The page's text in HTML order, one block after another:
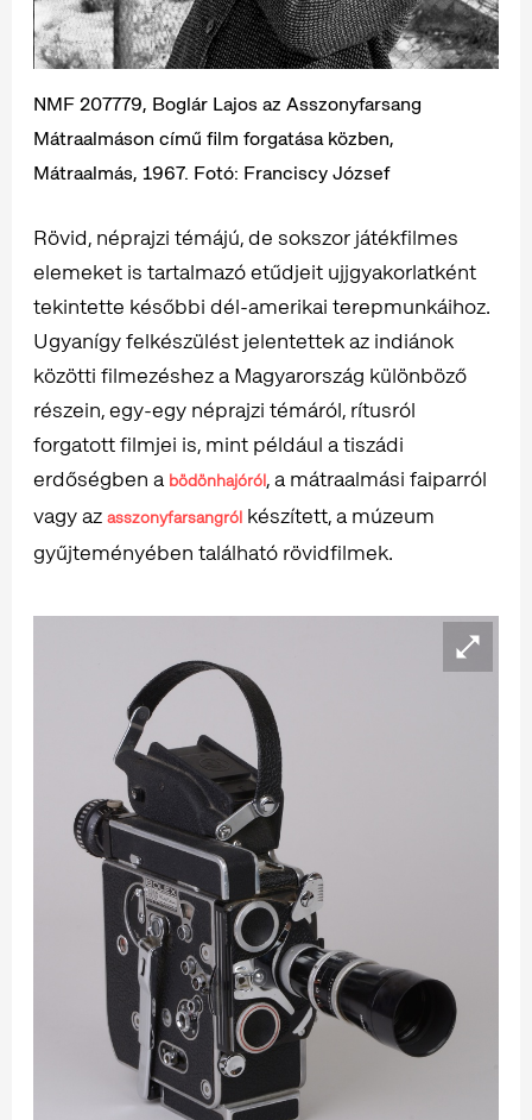
NMF 207779, Boglár Lajos az Asszonyfarsang
Mátraalmáson című film forgatása közben,
Mátraalmás, 1967. Fotó: Franciscy József
Rövid, néprajzi témájú, de sokszor játékfilmes
elemeket is tartalmazó etűdjeit ujjgyakorlatként
tekintette későbbi dél-amerikai terepmunkáihoz.
Ugyanígy felkészülést jelentettek az indiánok
közötti filmezéshez a Magyarország különböző
részein, egy-egy néprajzi témáról, rítusról
forgatott filmjei is, mint például a tiszádi
erdőségben a bödönhajóról, a mátraalmási faiparról
vagy az asszonyfarsangról készített, a múzeum
gyűjteményében található rövidfilmek.